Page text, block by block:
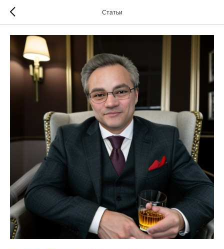
Статьи